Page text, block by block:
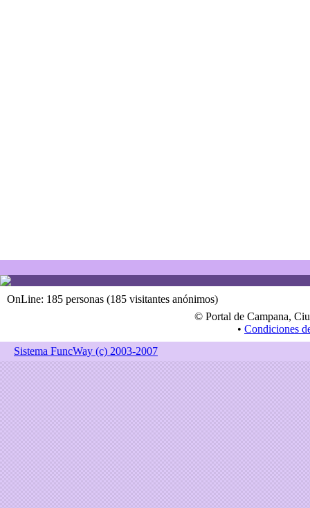
OnLine: 185 personas (185 visitantes anónimos)
© Portal de Campana,
• Condiciones
Sistema FuncWay (c) 2003-2007